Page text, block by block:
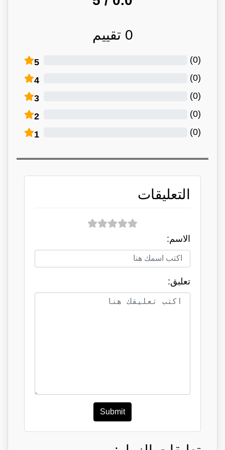
0 تقييم
5 (
0
)
4 (
0
)
3 (
0
)
2 (
0
)
1 (
0
)
التعليقات
الاسم:
تعلبق:
Submit